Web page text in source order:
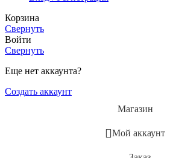
Корзина
Свернуть
Войти
Свернуть
Еще нет аккаунта?
Создать аккаунт
Магазин
Мой аккаунт